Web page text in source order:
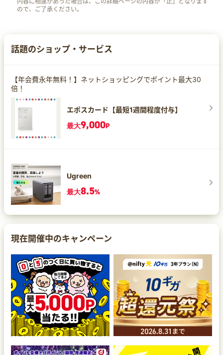
ので、ご了承ください。
話題のショップ・サービス
【年会費永年無料！】ネットショッピングでポイント最大30
倍！
エポスカード【最短1週間程度付与】
最大9,000P
Ugreen
最大8.5%
現在開催中のキャンペーン